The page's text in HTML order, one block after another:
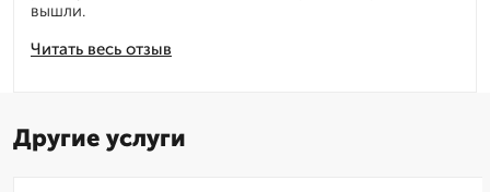
Читать весь отзыв
вышли.
Другие услуги